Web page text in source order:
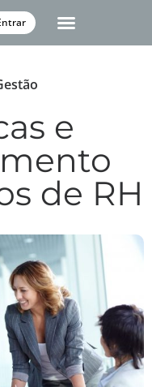
e
de RH